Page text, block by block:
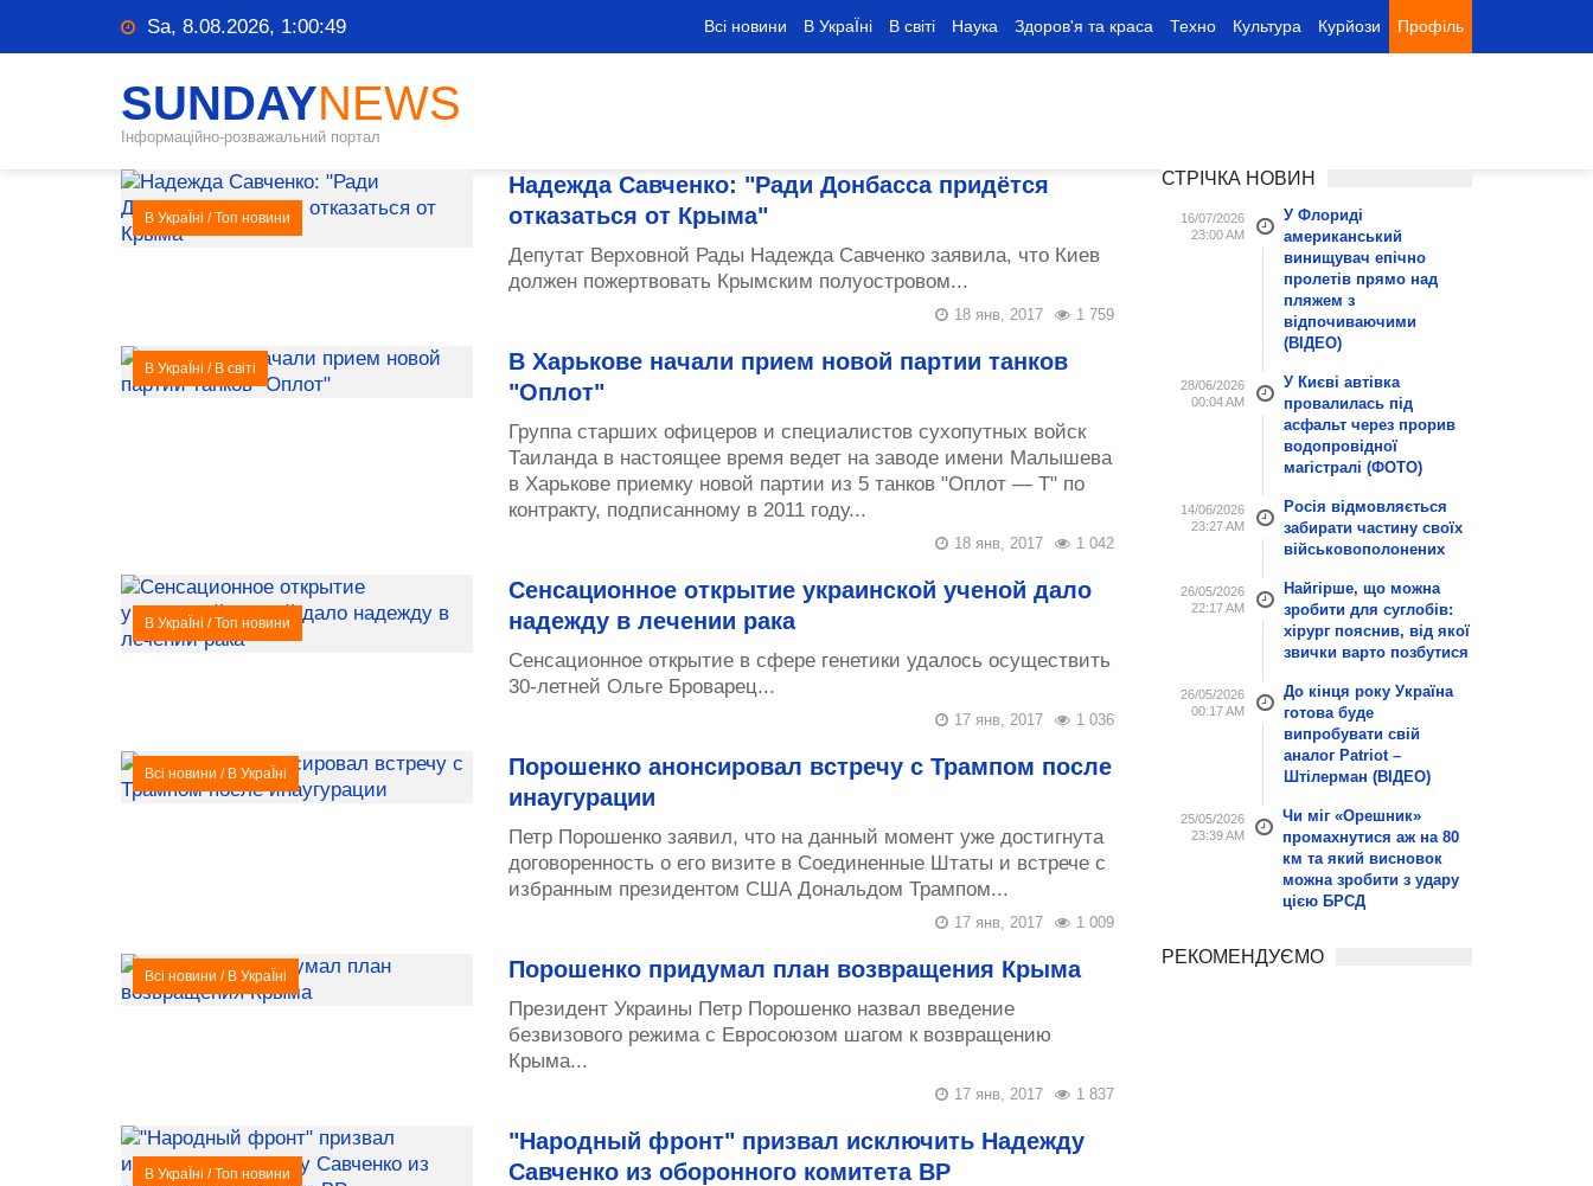
Sa, 8.08.2026, 1:00:49 Всі новини В УкраЇні В світі Наука Здоров'я та краса Техно Культура Курйози Профіль
SUNDAYNEWS
Інформаційно-розважальний портал
В УкраЇні /Топ новини
Надежда Савченко: "Ради Донбасса придётся
отказаться от Крыма"
Депутат Верховной Рады Надежда Савченко заявила, что Киев
должен пожертвовать Крымским полуостровом...
1 759
18 янв, 2017
В УкраЇні / В світі
В Харькове начали прием новой партии танков
"Оплот"
Группа старших офицеров и специалистов сухопутных войск
Таиланда в настоящее время ведет на заводе имени Малышева
в Харькове приемку новой партии из 5 танков "Оплот — Т" по
контракту, подписанному в 2011 году...
1 042
18 янв, 2017
В УкраЇні /Топ новини
Сенсационное открытие украинской ученой дало
надежду в лечении рака
Сенсационное открытие в сфере генетики удалось осуществить
30-летней Ольге Броварец...
1 036
17 янв, 2017
Всі новини / В УкраЇні
Порошенко анонсировал встречу с Трампом после
инаугурации
Петр Порошенко заявил, что на данный момент уже достигнута
договоренность о его визите в Соединенные Штаты и встрече с
избранным президентом США Дональдом Трампом...
1 009
17 янв, 2017
Всі новини / В УкраЇні Порошенко придумал план возвращения Крыма
Президент Украины Петр Порошенко назвал введение
безвизового режима с Евросоюзом шагом к возвращению
Крыма...
1 837
17 янв, 2017
В УкраЇні /Топ новини
"Народный фронт" призвал исключить Надежду
Савченко из оборонного комитета ВР
СТРІЧКА НОВИН
16/07/2026
23:00 AM
У Флориді
американський
винищувач епічно
пролетів прямо над
пляжем з
відпочиваючими
(ВІДЕО)
28/06/2026
00:04 AM
У Києві автівка
провалилась під
асфальт через прорив
водопровідної
магістралі (ФОТО)
14/06/2026
23:27 AM
Росія відмовляється
забирати частину своїх
військовополонених
26/05/2026
22:17 AM
Найгірше, що можна
зробити для суглобів:
хірург пояснив, від якої
звички варто позбутися
26/05/2026
00:17 AM
До кінця року Україна
готова буде
випробувати свій
аналог Patriot –
Штілерман (ВІДЕО)
25/05/2026
23:39 AM
Чи міг «Орешник»
промахнутися аж на 80
км та який висновок
можна зробити з удару
цією БРСД
РЕКОМЕНДУЄМО